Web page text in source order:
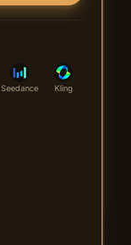
Seedance Kling